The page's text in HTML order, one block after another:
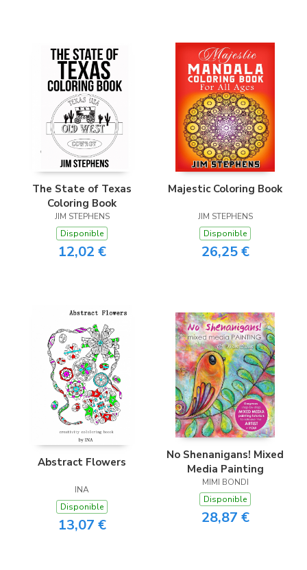
The State of Texas
Coloring Book
JIM STEPHENS
Disponible
12,02 €
Majestic Coloring Book
JIM STEPHENS
Disponible
26,25 €
Abstract Flowers
INA
Disponible
13,07 €
No Shenanigans! Mixed
Media Painting
MIMI BONDI
Disponible
28,87 €